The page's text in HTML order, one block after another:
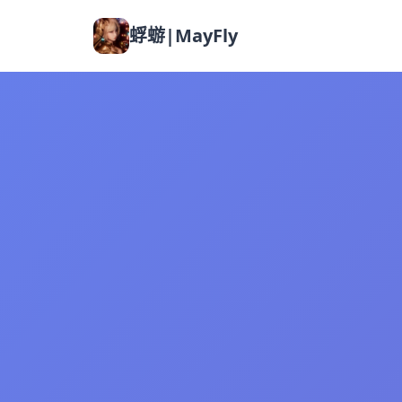
蜉蝣|MayFly